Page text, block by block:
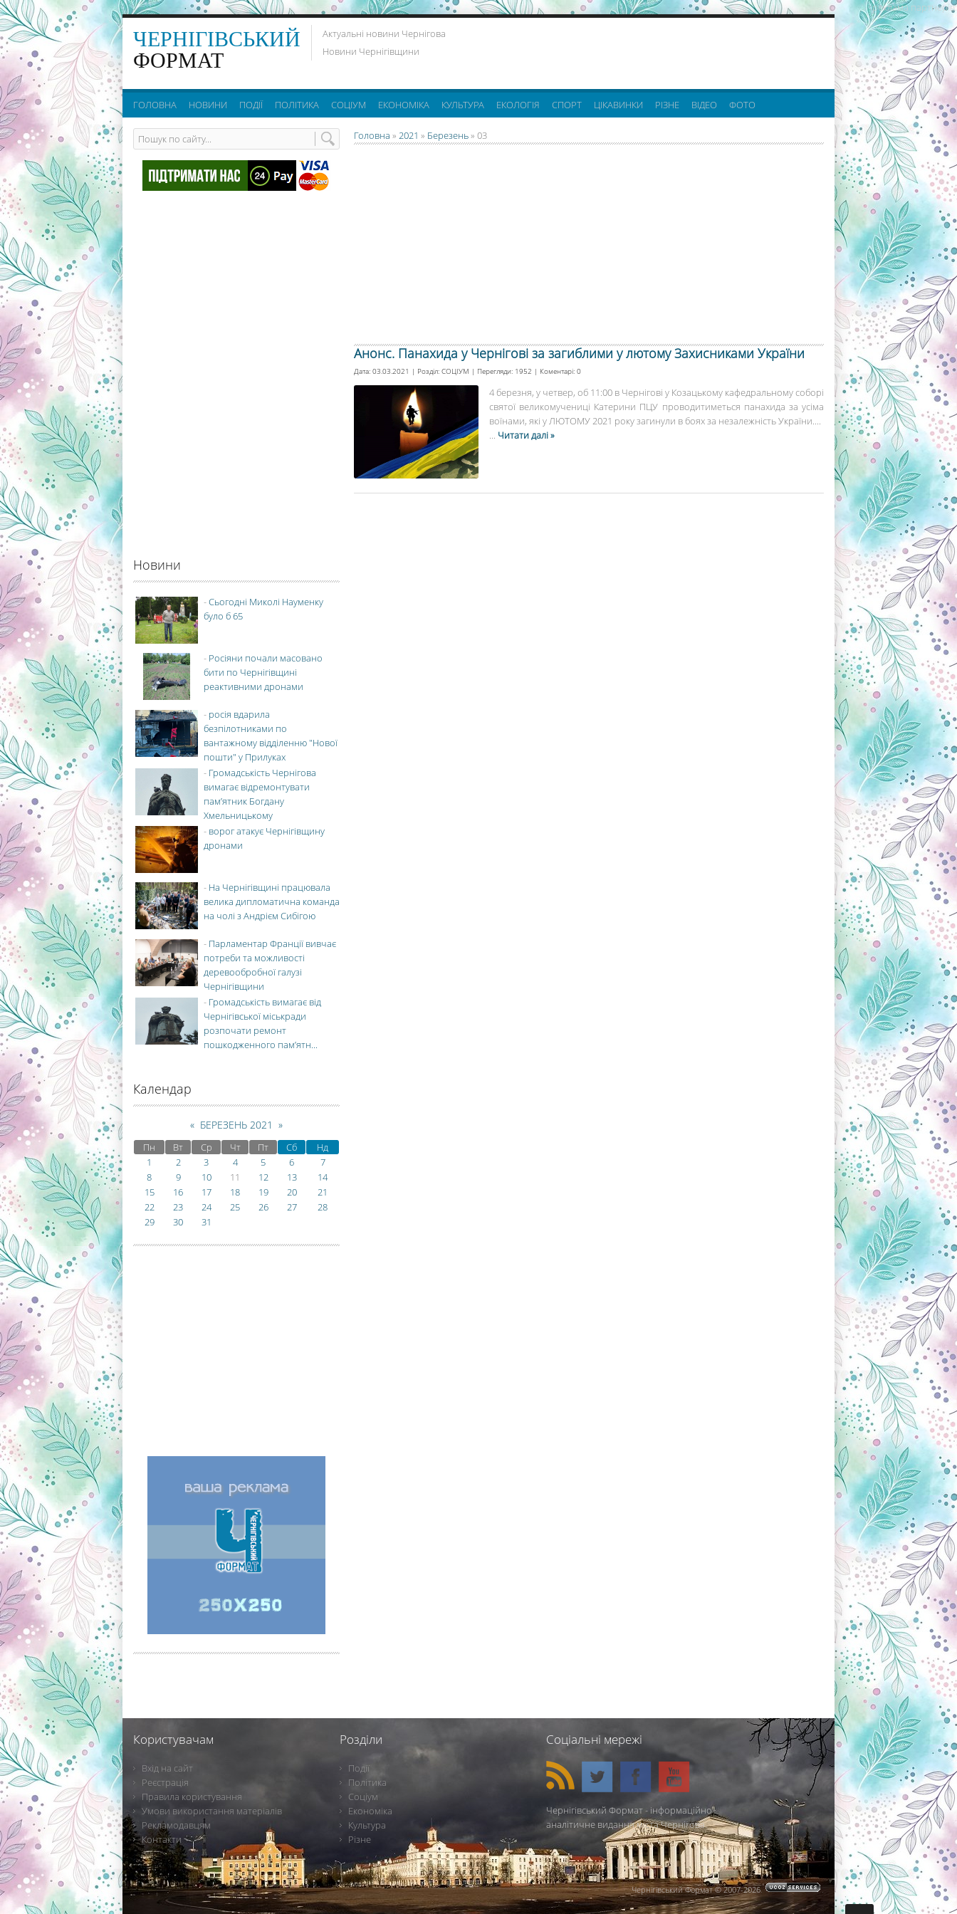
реклама партнерів:
ЧЕРНІГІВСЬКИЙ
ФОРМАТ
Актуальні новини Чернігова
Новини Чернігівщини
ГОЛОВНА НОВИНИ ПОДІЇ ПОЛІТИКА СОЦІУМ ЕКОНОМІКА КУЛЬТУРА ЕКОЛОГІЯ СПОРТ ЦІКАВИНКИ РІЗНЕ ВІДЕО ФОТО
Головна » 2021 » Березень» 03
Анонс. Панахида у Чернігові за загиблими у лютому Захисниками України
Дата: 03.03.2021 | Розділ: СОЦІУМ | Перегляди: 1952 | Коментарі: 0
4 березня, у четвер, об 11:00 в Чернігові у Козацькому кафедральному соборі
святої великомучениці Катерини ПЦУ проводитиметься панахида за усіма
воїнами, які у ЛЮТОМУ 2021 року загинули в боях за незалежність України....
... Читати далі »
Новини
-Сьогодні Миколі Науменку
було б 65
- Росіяни почали масовано
бити по Чернігівщині
реактивними дронами
- росія вдарила
безпілотниками по
вантажному відділенню "Нової
пошти" у Прилуках
- Громадськість Чернігова
вимагає відремонтувати
пам’ятник Богдану
Хмельницькому
- ворог атакує Чернігівщину
дронами
- На Чернігівщині працювала
велика дипломатична команда
на чолі з Андрієм Сибігою
- Парламентар Франції вивчає
потреби та можливості
деревообробної галузі
Чернігівщини
- Громадськість вимагає від
Чернігівської міськради
розпочати ремонт
пошкодженного пам’ятн...
Календар
« БЕРЕЗЕНЬ 2021 »
Пн Вт Ср Чт Пт Сб
Нд
1
2 3 4 5 6
7
8
9 10 11 12 13
14
15
16 17 18 19 20
21
22
23 24 25 26 27
28
29
30 31
Користувачам
Вхід на сайт
Реєстрація
Правила користування
Умови використання матеріалів
Рекламодавцям
Контакти
Розділи
Події
Політика
Соціум
Економіка
Культура
Різне
Соціальні мережі
Чернігівський Формат - інформаційно-
аналітичне видання міста Чернігова.
Чернігівський Формат © 2007-2026. .